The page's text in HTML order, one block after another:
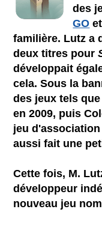
des
GO et
familière. Lutz a
deux titres pour
développait
cela. Sous la
des jeux tels
en 2009, puis
jeu
aussi fait une
Cette fois, M.
développeur
nouveau jeu